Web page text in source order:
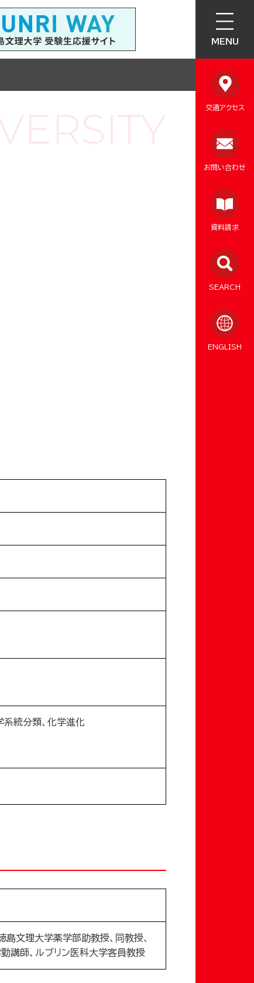
MENU
交通アクセス
お問い合わせ
資料請求
SEARCH
ENGLISH
系統分類、化学進化
島文理大学薬学部助教授、同教授、
講師、ルブリン医科大学客員教授